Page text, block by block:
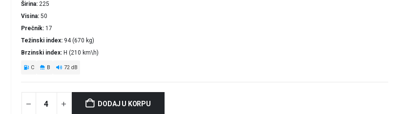
Širina 225
Visina 50
Prečnik 17
Težinski index 94 (670 kg)
Brzinski index H (210 km\h)
C B 72 dB
DODAJ U KORPU